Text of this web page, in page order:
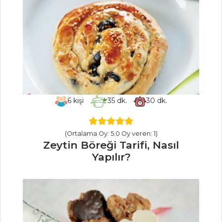
Bakliyat Salatası
Tarifi, Nasıl Yapılır?
Uskumru Balığı
Salatası Tarifi, Nasıl
Yapılır?
Salatalar Tüm
Tarifleri
PILAV VE
MAKARNA
Etli Makarna
Tarifi, Nasıl Yapılır?
Tavuk Etli
6kişi 35 dk. 30 dk.
(Ortalama Oy: 5.0 Oy veren: 1)
Zeytin Böreği Tarifi, Nasıl
Yapılır?